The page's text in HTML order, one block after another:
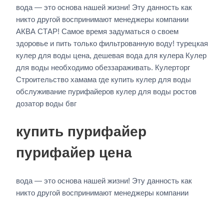
вода — это основа нашей жизни! Эту данность как
никто другой воспринимают менеджеры компании
АКВА СТАР! Самое время задуматься о своем
здоровье и пить только фильтрованную воду! турецкая
кулер для воды цена, дешевая вода для кулера Кулер
для воды необходимо обеззараживать. Кулерторг
Строительство хамама где купить кулер для воды
обслуживание пурифайеров кулер для воды ростов
дозатор воды бвг
купить пурифайер
пурифайер цена
вода — это основа нашей жизни! Эту данность как
никто другой воспринимают менеджеры компании